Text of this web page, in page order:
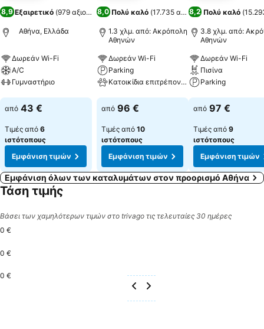
8,9 Εξαιρετικό (979 αξιολογήσεις)
Αθήνα, Ελλάδα
Δωρεάν Wi-Fi
A/C
Γυμναστήριο
Εμφάνιση τιμών
από 43 €
Τιμές από 6
ιστότοπους
Εμφάνιση τιμών
8,0 Πολύ καλό (17.735 αξιολογήσεις)
1.3 χλμ. από: Ακρόπολη
Αθηνών
Δωρεάν Wi-Fi
Parking
Κατοικίδια επιτρέπονται
Εμφάνιση τιμών
από 96 €
Τιμές από 10
ιστότοπους
Εμφάνιση τιμών
8,2 Πολύ καλό (
3.8 χλμ. από:
Αθηνών
Δωρεάν Wi-Fi
Πισίνα
Parking
Εμφάνιση τιμών
από 97 €
Τιμές από 9
ιστότοπους
Εμφάνιση τιμών
Εμφάνιση όλων των καταλυμάτων στον προορισμό Αθήνα
Τάση τιμής
Βάσει των χαμηλότερων τιμών στο trivago τις τελευταίες 30 ημέρες
0 €
0 €
0 €